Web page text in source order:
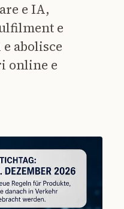
e IA,
e
abolisce
online e